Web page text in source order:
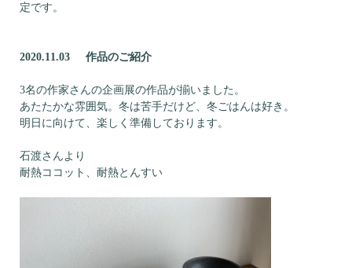
定です。
2020.11.03 作品のご紹介
3名の作家さんの企画展の作品が揃いました。
あたたかな雰囲気。冬は苦手だけど、冬ごはんは好き。
明日に向けて、楽しく準備しております。
石渡さんより
耐熱ココット、耐熱とんすい